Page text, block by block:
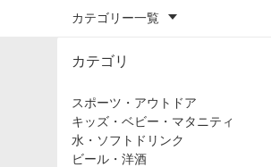
カテゴリー一覧
カテゴリ
スポーツ・アウトドア
キッズ・ベビー・マタニティ
水・ソフトドリンク
ビール・洋酒